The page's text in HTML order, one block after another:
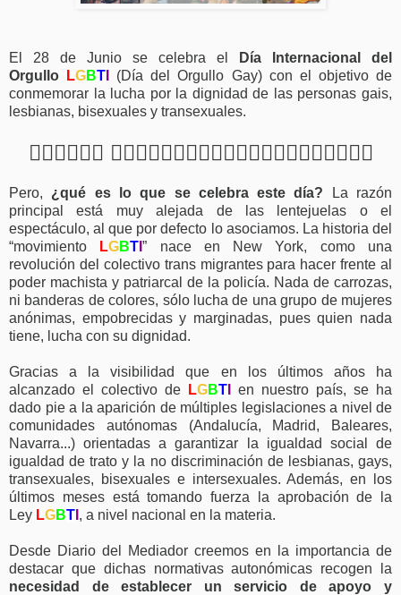
El 28 de Junio se celebra el
Día Internacional del
Orgullo
LGBT
(Día del Orgullo Gay) con el objetivo de
conmemorar la lucha por la dignidad de las personas gais,
lesbianas, bisexuales y transexuales.
🏳️‍🌈👨‍👨‍👦‍👦 🏳️‍🌈👩‍👩‍👧🏳️‍🌈💕🏳️‍🌈👨‍❤️‍👨🏳️‍🌈👩‍❤️‍💋‍👩🏳️‍🌈
Pero, ¿qué es lo que se celebra este día? La razón
principal está muy alejada de las lentejuelas o el
espectáculo, al que por defecto lo asociamos. La historia del
“movimiento
LGBT I” nace en New York, como una
revolución del colectivo trans migrantes para hacer frente al
poder machista y patriarcal de la policía. Nada de carrozas,
ni banderas de colores, sólo lucha de una grupo de mujeres
anónimas, empobrecidas y marginadas, pues quien nada
tiene, lucha con su dignidad.
Gracias a la visibilidad que en los últimos años ha
alcanzado el colectivo de
LGBT
en nuestro país, se ha
dado pie a la aparición de múltiples legislaciones a nivel de
comunidades autónomas (Andalucía, Madrid, Baleares,
Navarra...) orientadas a garantizar la igualdad social de
igualdad de trato y la no discriminación de lesbianas, gays,
transexuales, bisexuales e intersexuales. Además, en los
últimos meses está tomando fuerza la aprobación de la
Ley LGBT , a nivel nacional en la materia.
Desde Diario del Mediador creemos en la importancia de
destacar que dichas normativas autonómicas recogen la
necesidad de establecer un servicio de apoyo y